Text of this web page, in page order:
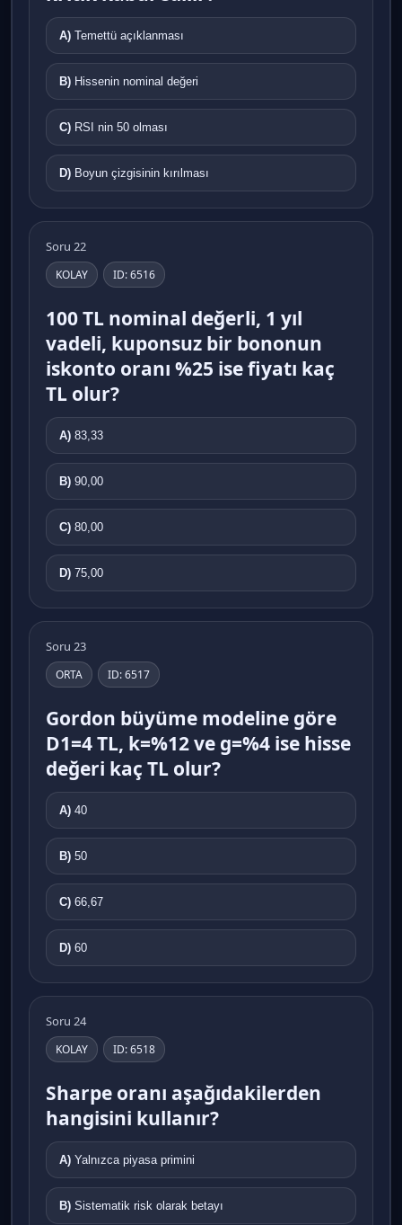
A) Temettü açıklanması
B) Hissenin nominal değeri
C) RSI nin 50 olması
D) Boyun çizgisinin kırılması
Soru 22
KOLAY ID: 6516
100 TL nominal değerli, 1 yıl
vadeli, kuponsuz bir bononun
iskonto oranı %25 ise fiyatı kaç
TL olur?
A) 83,33
B) 90,00
C) 80,00
D) 75,00
Soru 23
ORTA ID: 6517
Gordon büyüme modeline göre
D1=4 TL, k=%12 ve g=%4 ise hisse
değeri kaç TL olur?
A) 40
B) 50
C) 66,67
D) 60
Soru 24
KOLAY ID: 6518
Sharpe oranı aşağıdakilerden
hangisini kullanır?
A) Yalnızca piyasa primini
B) Sistematik risk olarak betayı